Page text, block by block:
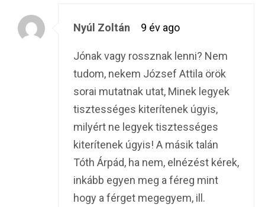
Nyúl Zoltán 9 év ago
Jónak vagy rossznak lenni? Nem
tudom, nekem József Attila örök
sorai mutatnak utat, Minek legyek
tisztességes kiterítenek úgyis,
milyért ne legyek tisztességes
kiterítenek úgyis! A másik talán
Tóth Árpád, ha nem, elnézést kérek,
inkább egyen meg a féreg mint
hogy a férget megegyem, ill.